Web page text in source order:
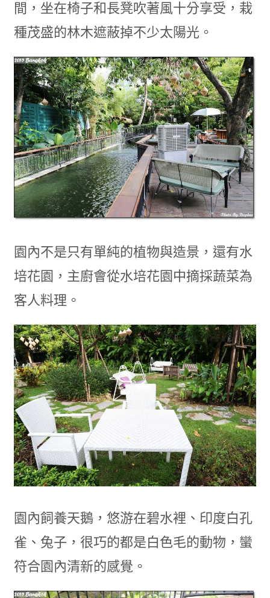
間，坐在椅子和長凳吹著風十分享受，栽
種茂盛的林木遮蔽掉不少太陽光。
園內不是只有單純的植物與造景，還有水
培花園，主廚會從水培花園中摘採蔬菜為
客人料理。
園內飼養天鵝，悠游在碧水裡、印度白孔
雀、兔子，很巧的都是白色毛的動物，蠻
符合園內清新的感覺。